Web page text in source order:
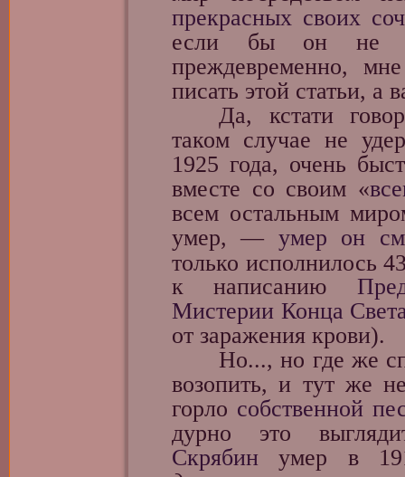
прекрасных своих
если бы он не
преждевременно,
писать этой статьи, а
Да, кстати
таком случае не
1925 года, очень
вместе со своим «
всем остальным
умер, — умер он
только исполнилось
к написанию
Мистерии Конца
от заражения крови).
Но..., но где же
возопить, и тут же
горло собственной
дурно это
Скрябин умер в